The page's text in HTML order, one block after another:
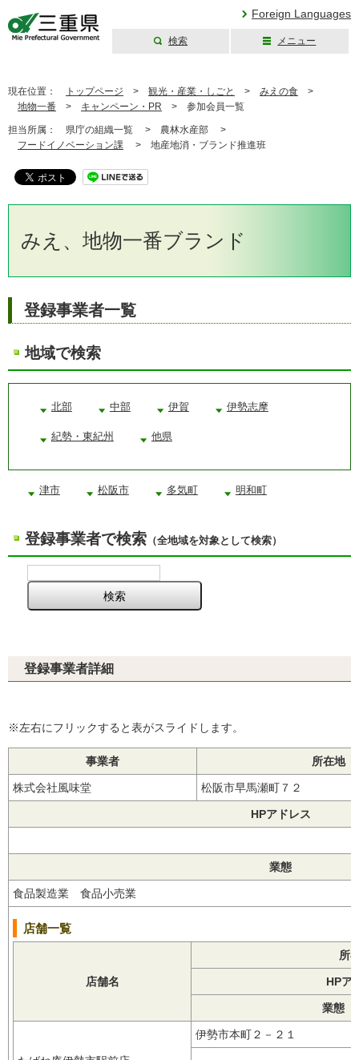
Foreign Languages
検索 メニュー
現在位置： トップページ > 観光・産業・しごと > みえの食 >
地物一番 > キャンペーン・PR > 参加会員一覧
担当所属： 県庁の組織一覧 > 農林水産部 >
フードイノベーション課 > 地産地消・ブランド推進班
みえ、地物一番ブランド
登録事業者一覧
地域で検索
北部 中部 伊賀 伊勢志摩
紀勢・東紀州 他県
津市 松阪市 多気町 明和町
登録事業者で検索 （全地域を対象として検索）
登録事業者詳細
※左右にフリックすると表がスライドします。
事業者 所在地
株式会社風味堂 松阪市早馬瀬町７２
HPアドレス
業態
食品製造業 食品小売業
店舗一覧
店舗名
所
HPア
業態【
伊勢市本町２－２１